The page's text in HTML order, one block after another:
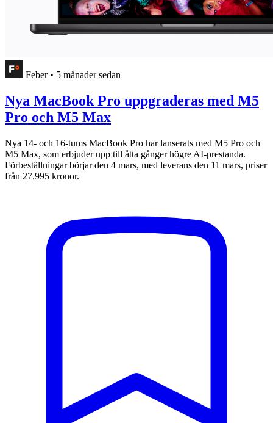
Feber • 5 månader sedan
Nya MacBook Pro uppgraderas med M5
Pro och M5 Max
Nya 14- och 16-tums MacBook Pro har lanserats med M5 Pro och
M5 Max, som erbjuder upp till åtta gånger högre AI-prestanda.
Förbeställningar börjar den 4 mars, med leverans den 11 mars, priser
från 27.995 kronor.